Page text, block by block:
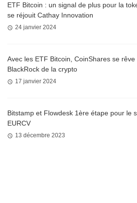
ETF Bitcoin : un signal de plus pour la
se réjouit Cathay Innovation
24 janvier 2024
Avec les ETF Bitcoin, CoinShares se rêve
BlackRock de la crypto
17 janvier 2024
Bitstamp et Flowdesk 1ère étape pour le
EURCV
13 décembre 2023